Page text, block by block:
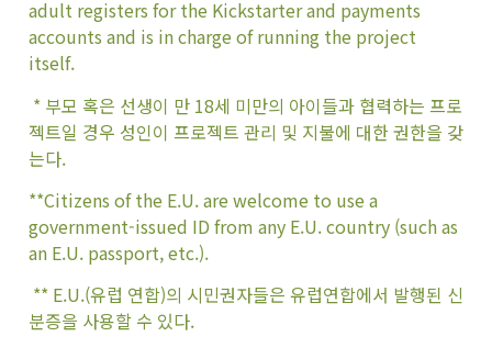
adult registers for the Kickstarter and payments
accounts and is in charge of running the project
itself.
* 부모 혹은 선생이 만 18세 미만의 아이들과 협력하는 프로
젝트일 경우 성인이 프로젝트 관리 및 지불에 대한 권한을 갖
는다.
**Citizens of the E.U. are welcome to use a
government-issued ID from any E.U. country (such as
an E.U. passport, etc.).
** E.U.(유럽 연합)의 시민권자들은 유럽연합에서 발행된 신
분증을 사용할 수 있다.